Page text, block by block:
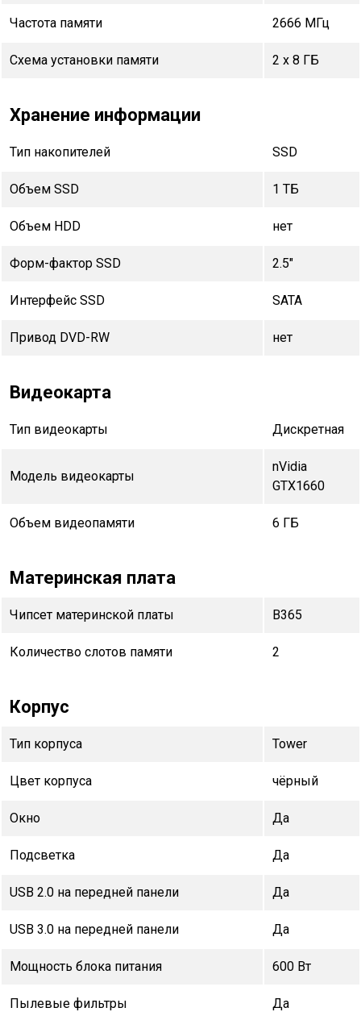
Частота памяти 2666 МГц
Схема установки памяти 2 x 8 ГБ
Хранение информации
Тип накопителей SSD
Объем SSD 1 TБ
Объем HDD нет
Форм-фактор SSD 2.5"
Интерфейс SSD SATA
Привод DVD-RW нет
Видеокарта
Тип видеокарты Дискретная
Модель видеокарты
nVidia
GTX1660
Объем видеопамяти 6 ГБ
Материнская плата
Чипсет материнской платы B365
Количество слотов памяти 2
Корпус
Тип корпуса Tower
Цвет корпуса чёрный
Окно Да
Подсветка Да
USB 2.0 на передней панели Да
USB 3.0 на передней панели Да
Мощность блока питания 600 Вт
Пылевые фильтры Да